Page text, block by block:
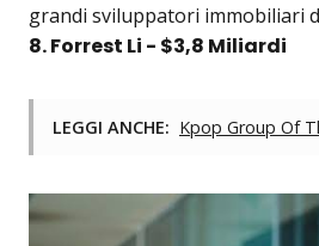
grandi sviluppatori immobiliari
8. Forrest Li - $3,8 Miliardi
LEGGI ANCHE: Kpop Group Of